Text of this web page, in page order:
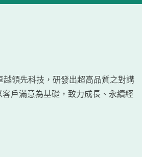
越領先科技，研發出超高品質之對講
戶滿意為基礎，致力成長、永續經